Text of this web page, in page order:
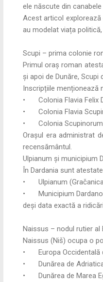
ele născute din
Acest articol explorează
au modelat viața
Scupi – prima colonie
Primul oraș roman
și apoi de Dunăre, Scupi
Inscripțiile menționează
•
Colonia Flavia Felix
•
Colonia Flavia
•
Colonia
Orașul era administrat
recensământul.
Ulpianum și municipium
În Dardania sunt
•
Ulpianum
•
Municipium
deși data exactă a
Naissus – nodul rutier al
Naissus (Niš) ocupa o
•
Europa Occidentală
•
Dunărea de
•
Dunărea de Marea